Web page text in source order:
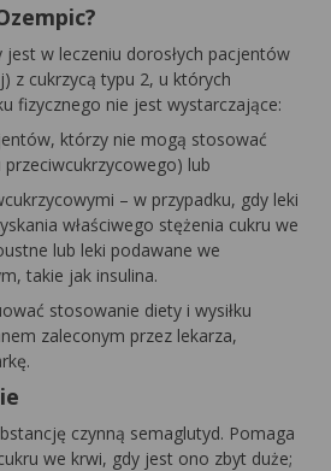
w leczeniu dorosłych pacjentów
z cukrzycą typu 2, u których
fizycznego nie jest wystarczające:
którzy nie mogą stosować
lub
– w przypadku, gdy leki
właściwego stężenia cukru we
lub leki podawane we
takie jak insulina.
stosowanie diety i wysiłku
zaleconym przez lekarza,
czynną semaglutyd. Pomaga
we krwi, gdy jest ono zbyt duże;